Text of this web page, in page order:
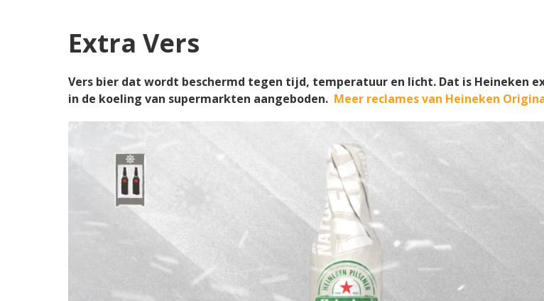
Extra Vers
Vers bier dat wordt beschermd tegen tijd, temperatuur en licht. Dat is Heineken
in de koeling van supermarkten aangeboden. Meer reclames van Heineken